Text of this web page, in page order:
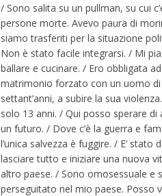
/ Sono salita su un pullman, su cui
persone morte. Avevo paura di
siamo trasferiti per la situazione
Non è stato facile integrarsi. / Mi
ballare e cucinare. / Ero obbligata
matrimonio forzato con un uomo di
settant’anni, a subire la sua
solo 13 anni. / Qui posso sperare di
un futuro. / Dove c’è la guerra e
l’unica salvezza è fuggire. / E’ stato
lasciare tutto e iniziare una nuova
altro paese. / Sono omosessuale e
perseguitato nel mio paese. Posso